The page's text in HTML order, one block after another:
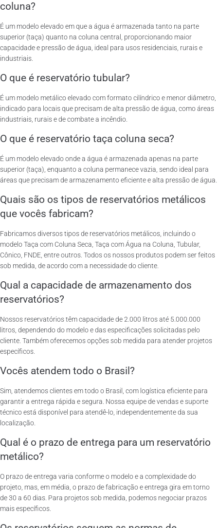
coluna?
É um modelo elevado em que a água é armazenada tanto na parte
superior (taça) quanto na coluna central, proporcionando maior
capacidade e pressão de água, ideal para usos residenciais, rurais e
industriais.
O que é reservatório tubular?
É um modelo metálico elevado com formato cilíndrico e menor diâmetro,
indicado para locais que precisam de alta pressão de água, como áreas
industriais, rurais e de combate a incêndio.
O que é reservatório taça coluna seca?
É um modelo elevado onde a água é armazenada apenas na parte
superior (taça), enquanto a coluna permanece vazia, sendo ideal para
áreas que precisam de armazenamento eficiente e alta pressão de água.
Quais são os tipos de reservatórios metálicos
que vocês fabricam?
Fabricamos diversos tipos de reservatórios metálicos, incluindo o
modelo Taça com Coluna Seca, Taça com Água na Coluna, Tubular,
Cônico, FNDE, entre outros. Todos os nossos produtos podem ser feitos
sob medida, de acordo com a necessidade do cliente.
Qual a capacidade de armazenamento dos
reservatórios?
Nossos reservatórios têm capacidade de 2.000 litros até 5.000.000
litros, dependendo do modelo e das especificações solicitadas pelo
cliente. Também oferecemos opções sob medida para atender projetos
específicos.
Vocês atendem todo o Brasil?
Sim, atendemos clientes em todo o Brasil, com logística eficiente para
garantir a entrega rápida e segura. Nossa equipe de vendas e suporte
técnico está disponível para atendê-lo, independentemente da sua
localização.
Qual é o prazo de entrega para um reservatório
metálico?
O prazo de entrega varia conforme o modelo e a complexidade do
projeto, mas, em média, o prazo de fabricação e entrega gira em torno
de 30 a 60 dias. Para projetos sob medida, podemos negociar prazos
mais específicos.